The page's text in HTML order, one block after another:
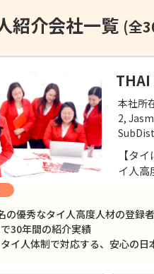
紹介会社一覧 (全
THAI
本社所
2,
【タ
イ人高
の優秀なタイ人高度人材の登録
30年間の紹介実績
イ人体制で対応する、安心の日